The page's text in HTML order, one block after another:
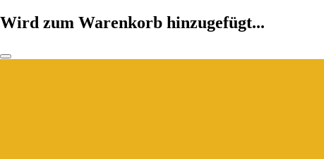
Wird zum Warenkorb hinzugefügt...